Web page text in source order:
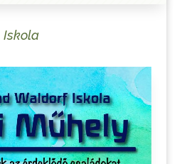
Iskola